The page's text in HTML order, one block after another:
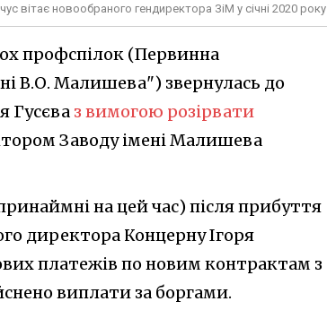
новообраного гендиректора ЗіМ у січні 2020 року
профспілок (Первинна
В.О. Малишева") звернулась до
Гусєва з вимогою розірвати
Заводу імені Малишева
на цей час) після прибуття
директора Концерну Ігоря
платежів по новим контрактам з
виплати за боргами.